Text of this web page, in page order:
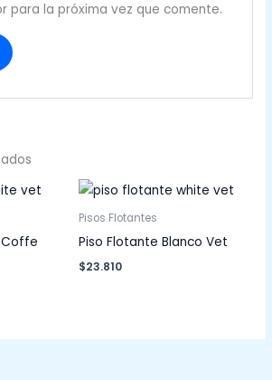
para la próxima vez que comente.
Coffe
Pisos Flotantes
Piso Flotante Blanco Vet
$23.810